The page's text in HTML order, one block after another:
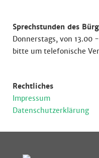
Sprechstunden des
Donnerstags, von 13.00
bitte um telefonische
Rechtliches
Impressum
Datenschutzerklärung